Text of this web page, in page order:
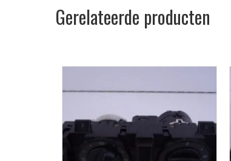
Gerelateerde producten